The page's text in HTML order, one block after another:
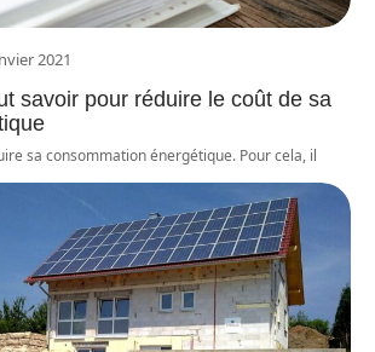
2021
savoir pour réduire le coût de sa
sa consommation énergétique. Pour cela, il